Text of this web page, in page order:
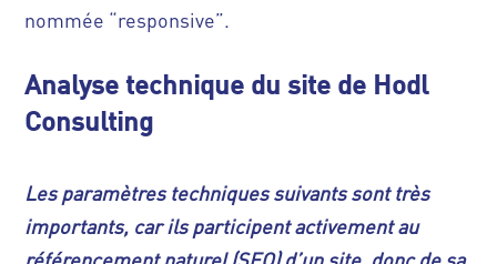
nommée “responsive”.
Analyse technique du site de Hodl
Consulting
Les paramètres techniques suivants sont très
importants, car ils participent activement au